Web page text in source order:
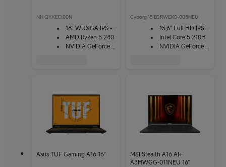
NH.QYXED.00N
16" WUXGA IPS -näyttö
AMD Ryzen 5 240
NVIDIA GeForce RTX 5060
Cyborg 15 B2RWEKG-005NEU
15,6" Full HD IPS -näyttö
Intel Core 5 210H
NVIDIA GeForce RTX 5050
Asus TUF Gaming A16 16"
MSI Stealth A16 AI+
A3HWGG-011NEU 16"